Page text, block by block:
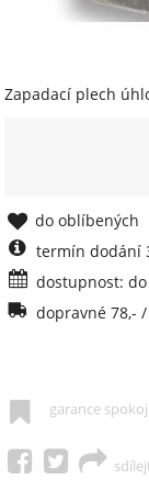
Zapadací plech
do oblíbených
termín dodání
dostupnost:
dopravné 78,-
garance